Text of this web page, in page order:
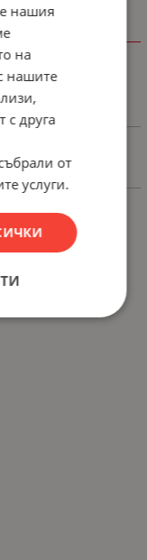
нашия
на
нашите
с друга
от
услуги.